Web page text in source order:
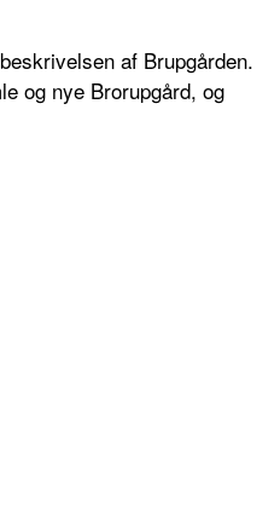
af Brupgården.
og nye Brorupgård, og